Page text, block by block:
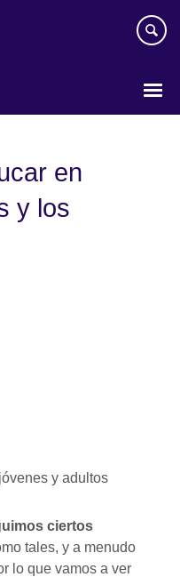
en
y los
ciertos
tales, y a menudo
lo que vamos a ver